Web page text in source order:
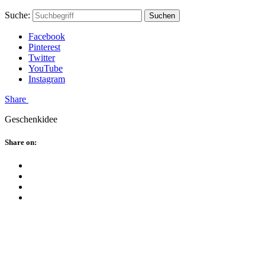
Skip
content
Hauptstadtmutti
Schließen
Search
Schließen
Suche: Suchen
Facebook
Pinterest
Twitter
YouTube
Instagram
Menü
Share
Geschenkidee
Schließen
Share on: